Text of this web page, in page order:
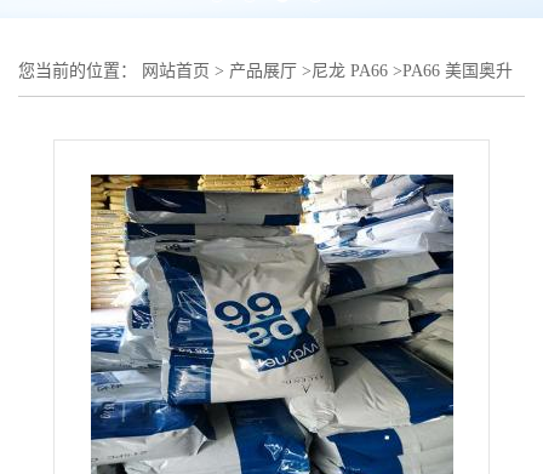
您当前的位置： 网站首页 > 产品展厅 >尼龙 PA66 >PA66 美国奥升